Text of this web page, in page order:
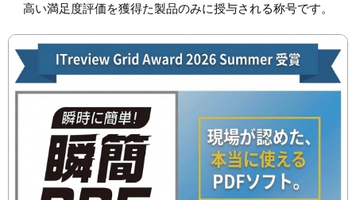
高い満足度評価を獲得た製品のみに授与される称号です。